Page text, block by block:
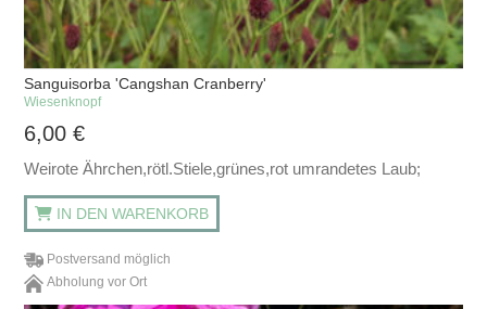
Sanguisorba 'Cangshan Cranberry'
Wiesenknopf
6,00€
Weirote Ährchen,rötl.Stiele,grünes,rot umrandetes Laub;
IN DEN WARENKORB
Postversand möglich
Abholung vor Ort